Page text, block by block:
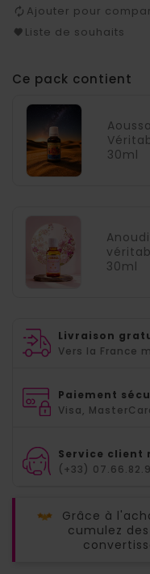
Ajouter pour
Liste de souhaits
Ce pack contient
30ml
30ml
Livraison
Vers la France
Paiement
Visa,
Service client
(+33)
Grâce à
cumulez des